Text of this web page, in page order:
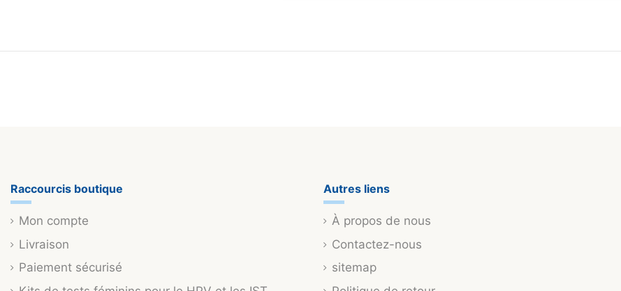
Raccourcis boutique
Mon compte
Livraison
Paiement sécurisé
Autres liens
À propos de nous
Contactez-nous
sitemap